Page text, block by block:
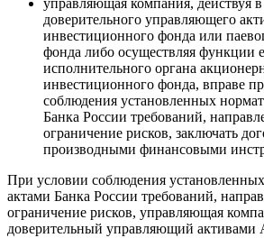
доверительного управляющего
инвестиционного фонда или
фонда либо осуществляя функции
исполнительного органа
инвестиционного фонда, вправе
соблюдения установленных
Банка России требований,
ограничение рисков, заключать
производными финансовыми
При условии соблюдения
актами Банка России требований,
ограничение рисков, управляющая
доверительный управляющий